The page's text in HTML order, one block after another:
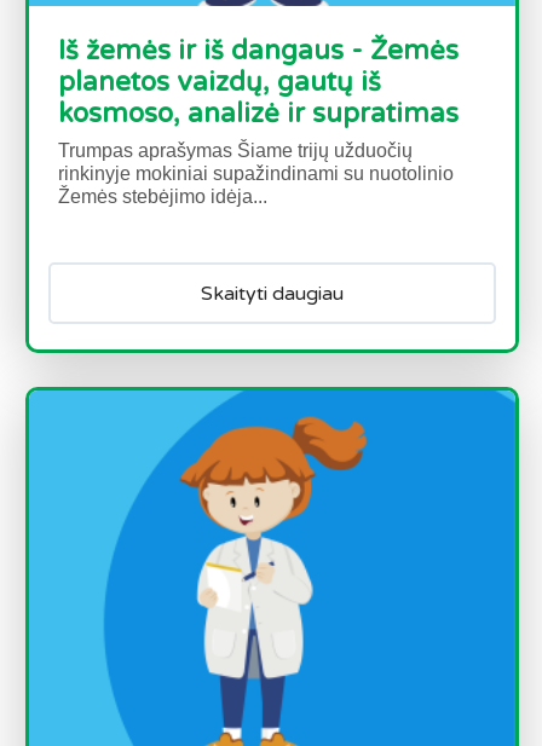
Iš žemės ir iš dangaus - Žemės
planetos vaizdų, gautų iš
kosmoso, analizė ir supratimas
Trumpas aprašymas Šiame trijų užduočių
rinkinyje mokiniai supažindinami su nuotolinio
Žemės stebėjimo idėja...
Skaityti daugiau